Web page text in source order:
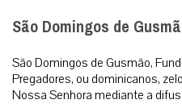
São Domingos de
São Domingos de Gusmão,
Pregadores, ou dominicanos,
Nossa Senhora mediante a